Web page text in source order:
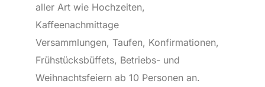
aller Art wie Hochzeiten,
Kaffeenachmittage
Versammlungen, Taufen, Konfirmationen,
Frühstücksbüffets, Betriebs- und
Weihnachtsfeiern ab 10 Personen an.